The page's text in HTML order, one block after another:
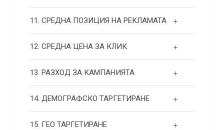
11. СРЕДНА ПОЗИЦИЯ НА РЕКЛАМАТА
12. СРЕДНА ЦЕНА ЗА КЛИК
13. РАЗХОД ЗА КАМПАНИЯТА
14. ДЕМОГРАФСКО ТАРГЕТИРАНЕ
15. ГЕО ТАРГЕТИРАНЕ